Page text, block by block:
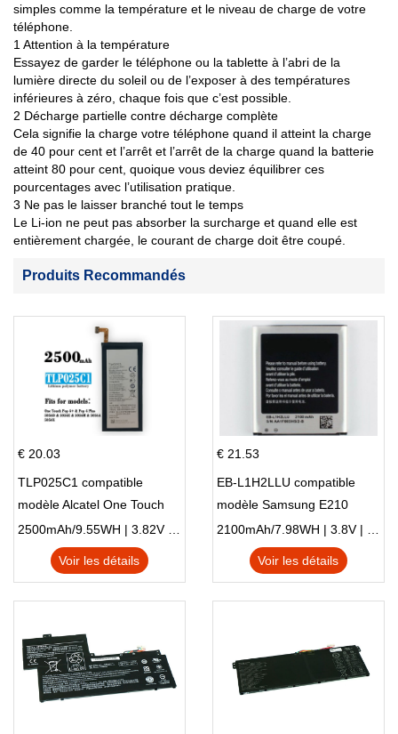
simples comme la température et le niveau de charge de votre
téléphone.
1 Attention à la température
Essayez de garder le téléphone ou la tablette à l’abri de la
lumière directe du soleil ou de l’exposer à des températures
inférieures à zéro, chaque fois que c’est possible.
2 Décharge partielle contre décharge complète
Cela signifie la charge votre téléphone quand il atteint la charge
de 40 pour cent et l’arrêt et l’arrêt de la charge quand la batterie
atteint 80 pour cent, quoique vous deviez équilibrer ces
pourcentages avec l’utilisation pratique.
3 Ne pas le laisser branché tout le temps
Le Li-ion ne peut pas absorber la surcharge et quand elle est
entièrement chargée, le courant de charge doit être coupé.
Produits Recommandés
€ 20.03
TLP025C1 compatible
modèle Alcatel One Touch
Pop 4 Plus OT-5056D
2500mAh/9.55WH | 3.82V | Li-ion ...
Voir les détails
€ 21.53
EB-L1H2LLU compatible
modèle Samsung E210
E210K i939
2100mAh/7.98WH | 3.8V | Li-ion ...
Voir les détails